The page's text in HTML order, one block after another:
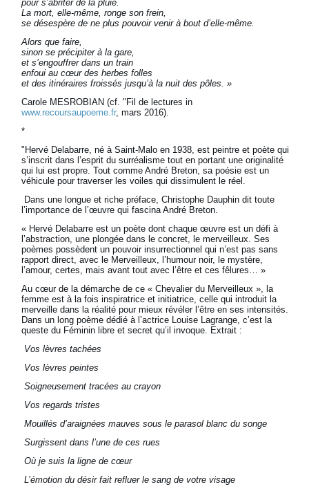
pour s’abriter de la pluie.
La mort, elle-même, ronge son frein,
se désespère de ne plus pouvoir venir à bout d’elle-même.
Alors que faire,
sinon se précipiter à la gare,
et s’engouffrer dans un train
enfoui au cœur des herbes folles
et des itinéraires froissés jusqu’à la nuit des pôles. »
Carole MESROBIAN (cf. "Fil de lectures in
www.recoursaupoeme.fr, mars 2016).
*
"Hervé Delabarre, né à Saint-Malo en 1938, est peintre et poète qui
s’inscrit dans l’esprit du surréalisme tout en portant une originalité
qui lui est propre. Tout comme André Breton, sa poésie est un
véhicule pour traverser les voiles qui dissimulent le réel.
Dans une longue et riche préface, Christophe Dauphin dit toute
l’importance de l’œuvre qui fascina André Breton.
« Hervé Delabarre est un poète dont chaque œuvre est un défi à
l’abstraction, une plongée dans le concret, le merveilleux. Ses
poèmes possèdent un pouvoir insurrectionnel qui n’est pas sans
rapport direct, avec le Merveilleux, l’humour noir, le mystère,
l’amour, certes, mais avant tout avec l’être et ces fêlures… »
Au cœur de la démarche de ce « Chevalier du Merveilleux », la
femme est à la fois inspiratrice et initiatrice, celle qui introduit la
merveille dans la réalité pour mieux révéler l’être en ses intensités.
Dans un long poème dédié à l’actrice Louise Lagrange, c’est la
queste du Féminin libre et secret qu’il invoque. Extrait :
Vos lèvres tachées
Vos lèvres peintes
Soigneusement tracées au crayon
Vos regards tristes
Mouillés d’araignées mauves sous le parasol blanc du songe
Surgissent dans l’une de ces rues
Où je suis la ligne de cœur
L’émotion du désir fait refluer le sang de votre visage